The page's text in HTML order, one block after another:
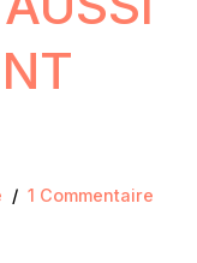
1 Commentaire